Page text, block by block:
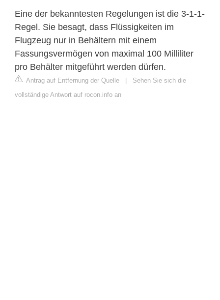
Eine der bekanntesten Regelungen ist die 3-1-1-
Regel. Sie besagt, dass Flüssigkeiten im
Flugzeug nur in Behältern mit einem
Fassungsvermögen von maximal 100 Milliliter
pro Behälter mitgeführt werden dürfen.
Antrag auf Entfernung der Quelle | Sehen Sie sich die
vollständige Antwort auf rocon.info an